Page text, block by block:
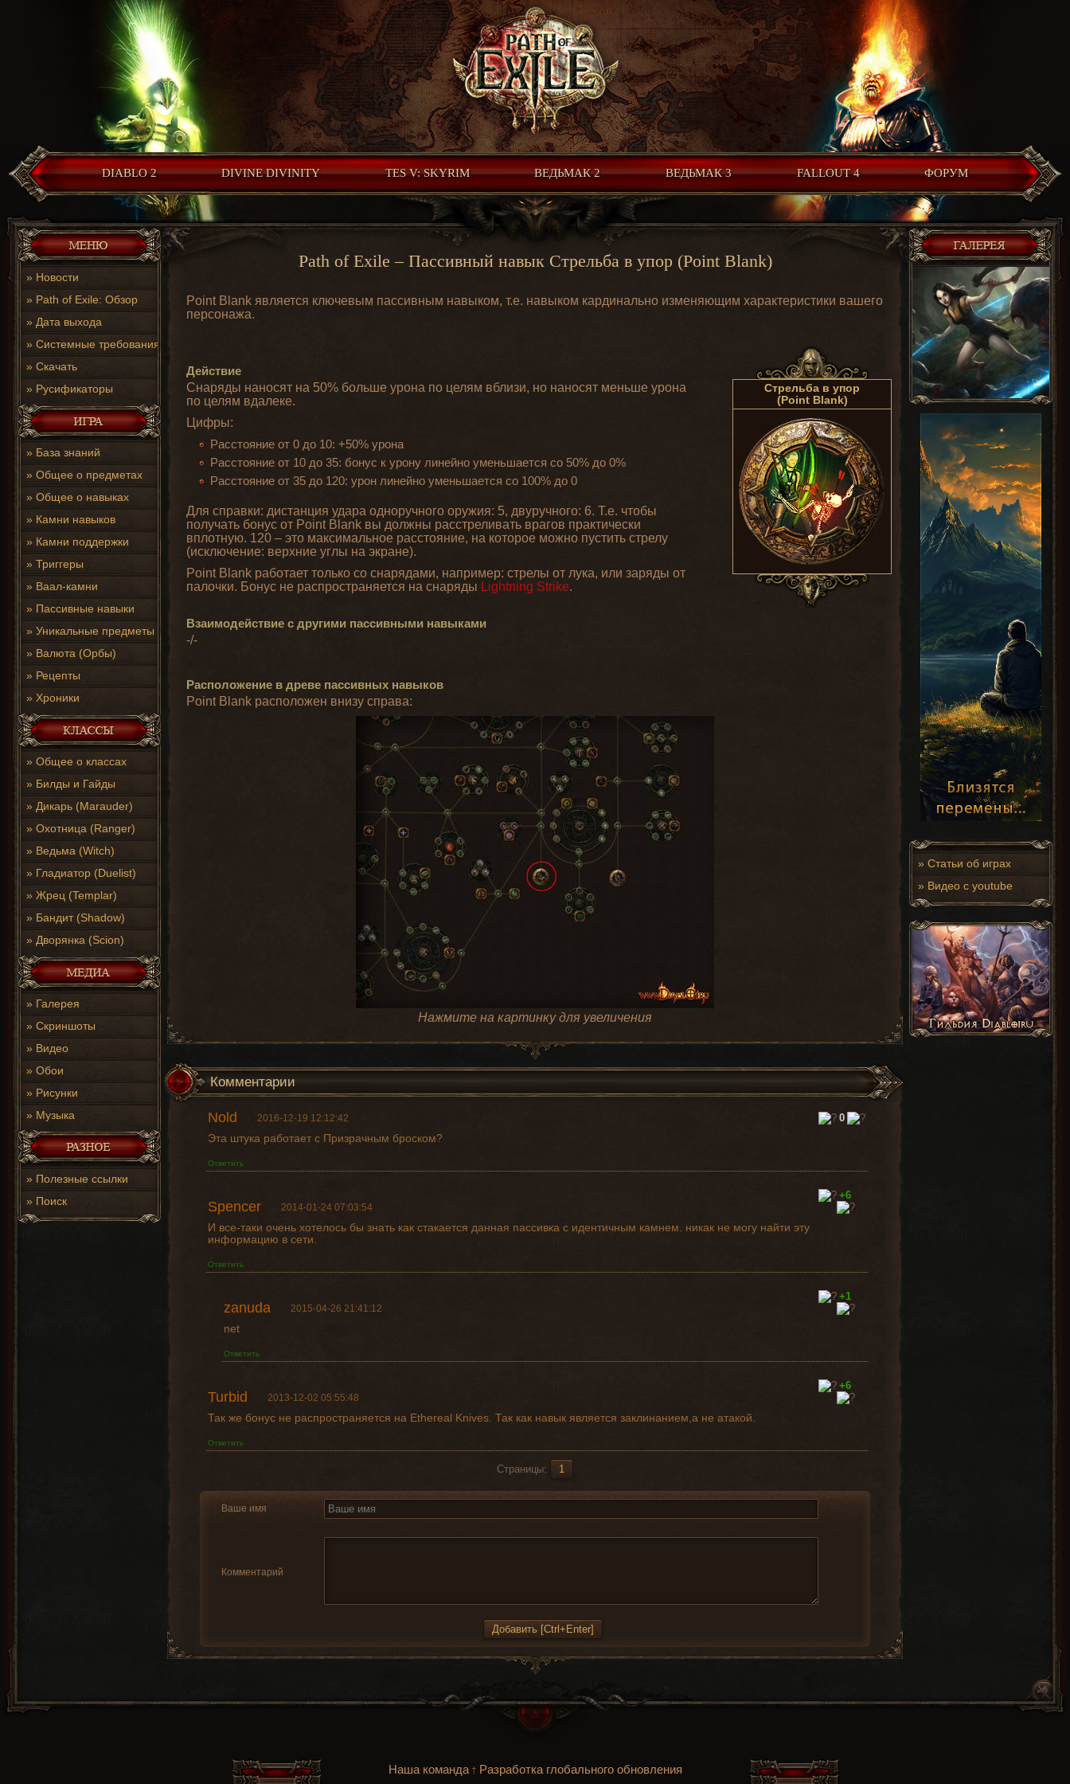
DIABLO 2 DIVINE DIVINITY TES V: SKYRIM ВЕДЬМАК 2 ВЕДЬМАК 3 FALLOUT 4 ФОРУМ
» Новости
» Path of Exile: Обзор
» Дата выхода
» Системные требования
» Скачать
» Русификаторы
» База знаний
» Общее о предметах
» Общее о навыках
» Камни навыков
» Камни поддержки
» Триггеры
» Ваал-камни
» Пассивные навыки
» Уникальные предметы
» Валюта (Орбы)
» Рецепты
» Хроники
» Общее о классах
» Билды и Гайды
» Дикарь (Marauder)
» Охотница (Ranger)
» Ведьма (Witch)
» Гладиатор (Duelist)
» Жрец (Templar)
» Бандит (Shadow)
» Дворянка (Scion)
» Галерея
» Скриншоты
» Видео
» Обои
» Рисунки
» Музыка
» Полезные ссылки
» Поиск
» Статьи об играх
» Видео с youtube
Path of Exile – Пассивный навык Стрельба в упор (Point Blank)
Point Blank является ключевым пассивным навыком, т.е. навыком кардинально изменяющим характеристики вашего
персонажа.
Действие
Снаряды наносят на 50% больше урона по целям вблизи, но наносят меньше урона
по целям вдалеке.
Цифры:
Расстояние от 0 до 10: +50% урона
Расстояние от 10 до 35: бонус к урону линейно уменьшается со 50% до 0%
Расстояние от 35 до 120: урон линейно уменьшается со 100% до 0
Для справки: дистанция удара одноручного оружия: 5, двуручного: 6. Т.е. чтобы
получать бонус от Point Blank вы должны расстреливать врагов практически
вплотную. 120 – это максимальное расстояние, на которое можно пустить стрелу
(исключение: верхние углы на экране).
Point Blank работает только со снарядами, например: стрелы от лука, или заряды от
палочки. Бонус не распространяется на снаряды Lightning Strike.
Взаимодействие с другими пассивными навыками
-/-
Стрельба в упор
(Point Blank)
Расположение в древе пассивных навыков
Point Blank расположен внизу справа:
Нажмите на картинку для увеличения
Комментарии
Nold 2016-12-19 12:12:42
Эта штука работает с Призрачным броском?
Ответить
0
Spencer 2014-01-24 07:03:54
И все-таки очень хотелось бы знать как стакается данная пассивка с идентичным камнем. никак не могу найти эту
информацию в сети.
Ответить
+6
zanuda 2015-04-26 21:41:12
net
Ответить
+1
Turbid 2013-12-02 05:55:48
Так же бонус не распространяется на Ethereal Knives. Так как навык является заклинанием,а не атакой.
Ответить
+6
Страницы: 1
Ваше имя
Комментарий
Наша команда† Разработка глобального обновления